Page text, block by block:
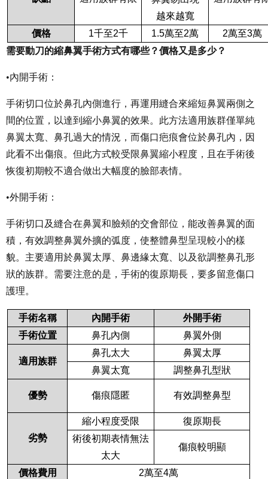
越來越寬
價格
1千至2千 1.5萬至2萬 2萬至3萬
需要動刀的縮鼻翼手術方式有哪些？價格又是多少？
•內開手術：
手術切口位於鼻孔內側進行，再運用縫合來縮短鼻翼兩側之
間的位置，以達到縮小鼻翼的效果。此方法適用族群僅單純
鼻翼太寬、鼻孔過大的情況，而傷口疤痕會位於鼻孔內，因
此看不出傷痕。但此方式較受限鼻翼縮小程度，且在手術後
恢復初期較不適合做出大幅度的臉部表情。
•外開手術：
手術切口及縫合在鼻翼和臉頰的交會部位，能改善鼻翼的面
積，有效調整鼻翼外擴的弧度，使整體鼻型呈現較小的樣
貌。主要適用於鼻翼太厚、鼻邊緣太寬、以及欲調整鼻孔形
狀的族群。需要注意的是，手術的復原期長，要多留意傷口
護理。
手術名稱 內開手術
外開手術
手術位置
鼻孔內側 鼻翼外側
適用族群
鼻孔太大
鼻翼太厚
鼻翼太寬
調整鼻孔型狀
優勢 傷痕隱匿 有效調整鼻型
劣勢
縮小程度受限
復原期長
術後初期表情無法
太大
傷痕較明顯
價格費用 2萬至4萬